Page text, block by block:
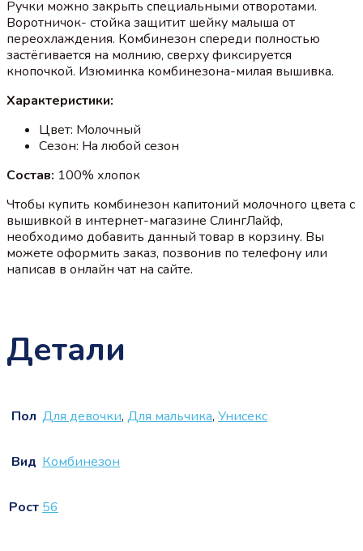
Ручки можно закрыть специальными отворотами.
Воротничок- стойка защитит шейку малыша от
переохлаждения. Комбинезон спереди полностью
застёгивается на молнию, сверху фиксируется
кнопочкой. Изюминка комбинезона-милая вышивка.
Характеристики:
Цвет: Молочный
Сезон: На любой сезон
Состав: 100% хлопок
Чтобы купить комбинезон капитоний молочного цвета с
вышивкой в интернет-магазине СлингЛайф,
необходимо добавить данный товар в корзину. Вы
можете оформить заказ, позвонив по телефону или
написав в онлайн чат на сайте.
Детали
Пол Для девочки, Для мальчика, Унисекс
Вид Комбинезон
Рост 56